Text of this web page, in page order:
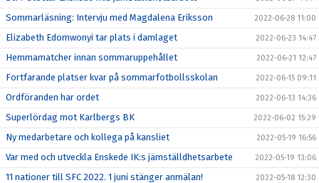
Sommarläsning: Intervju med Magdalena Eriksson 2022-06-28 11:00
Elizabeth Edomwonyi tar plats i damlaget 2022-06-23 14:47
Hemmamatcher innan sommaruppehållet 2022-06-21 12:47
Fortfarande platser kvar på sommarfotbollsskolan 2022-06-15 09:11
Ordföranden har ordet 2022-06-13 14:36
Superlördag mot Karlbergs BK 2022-06-02 15:29
Ny medarbetare och kollega på kansliet 2022-05-19 16:56
Var med och utveckla Enskede IK:s jämställdhetsarbete 2022-05-19 13:06
11 nationer till SFC 2022. 1 juni stänger anmälan! 2022-05-18 12:30